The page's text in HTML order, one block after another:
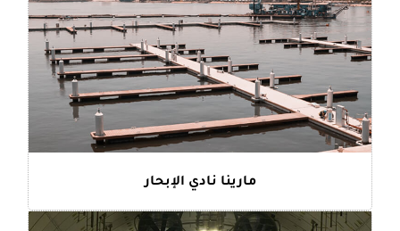
مارينا نادي الإبحار